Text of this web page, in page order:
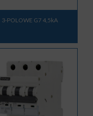
3-POLOWE G7 4,5kA